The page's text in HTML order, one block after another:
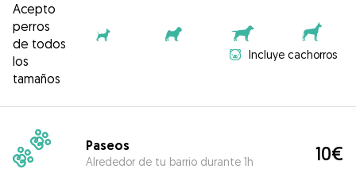
Acepto
perros
de todos
los
tamaños
Incluye cachorros
Paseos
Alrededor de tu barrio durante 1h 10€